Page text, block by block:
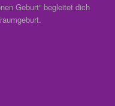
Geburt“ begleitet dich